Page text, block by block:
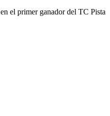
el primer ganador del TC Pista